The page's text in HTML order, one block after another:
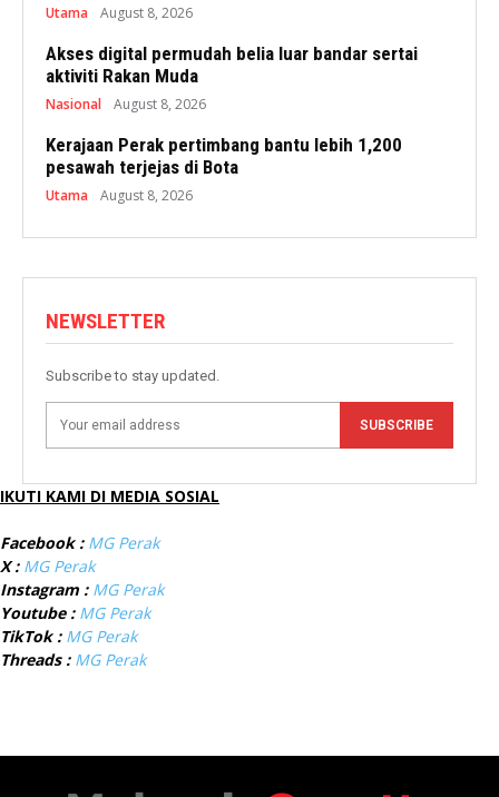
Utama August 8, 2026
Akses digital permudah belia luar bandar sertai
aktiviti Rakan Muda
Nasional August 8, 2026
Kerajaan Perak pertimbang bantu lebih 1,200
pesawah terjejas di Bota
Utama August 8, 2026
NEWSLETTER
Subscribe to stay updated.
SUBSCRIBE
IKUTI KAMI DI MEDIA SOSIAL
Facebook : MG Perak
X : MG Perak
Instagram : MG Perak
Youtube : MG Perak
TikTok : MG Perak
Threads : MG Perak